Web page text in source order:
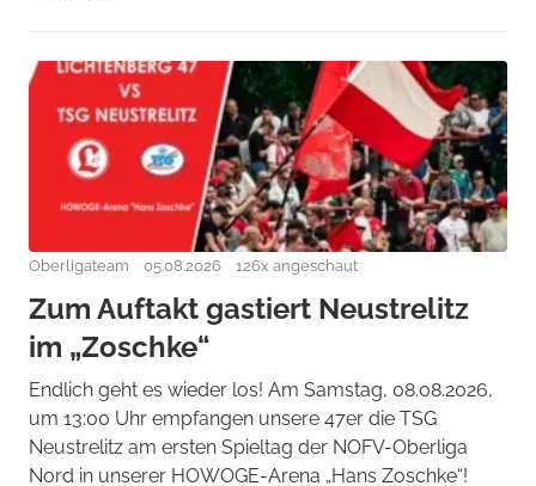
Oberligateam 05.08.2026 126x angeschaut
Zum Auftakt gastiert Neustrelitz
im „Zoschke“
Endlich geht es wieder los! Am Samstag, 08.08.2026,
um 13:00 Uhr empfangen unsere 47er die TSG
Neustrelitz am ersten Spieltag der NOFV-Oberliga
Nord in unserer HOWOGE-Arena „Hans Zoschke“!